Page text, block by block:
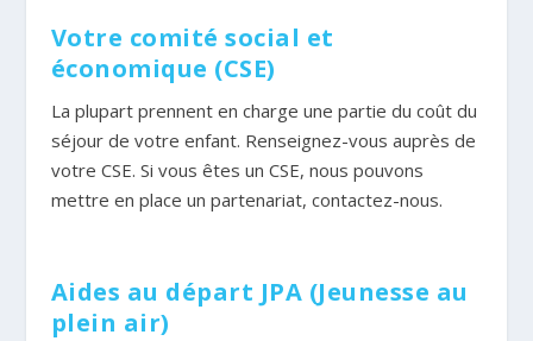
Votre comité social et
économique (CSE)
La plupart prennent en charge une partie du coût du
séjour de votre enfant. Renseignez-vous auprès de
votre CSE. Si vous êtes un CSE, nous pouvons
mettre en place un partenariat, contactez-nous.
Aides au départ JPA (Jeunesse au
plein air)